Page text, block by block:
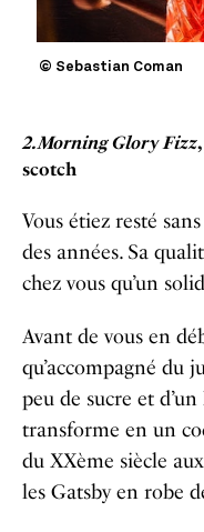
© Sebastian Coman
2. Morning Glory Fizz
scotch
Vous étiez resté
des années. Sa
chez vous qu’un
Avant de vous en
qu’accompagné du
peu de sucre et
transforme en un
du XXème siècle
les Gatsby en robe